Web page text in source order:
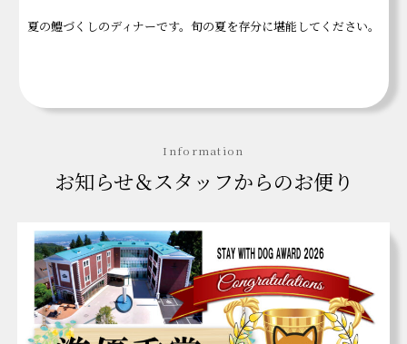
夏の鱧づくしのディナーです。旬の夏を存分に堪能してください。
お知らせ＆スタッフからのお便り
Information